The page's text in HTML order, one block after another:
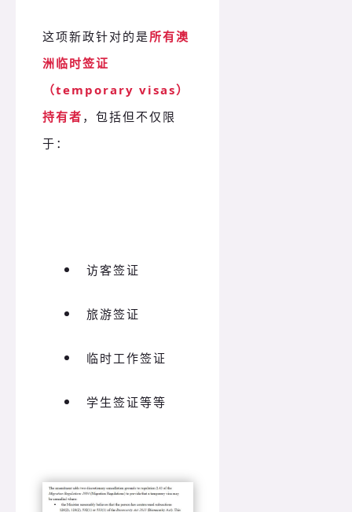
这项新政针对的是所有澳
洲临时签证
（temporary visas）
持有者 ，包括但不仅限
于：
访客签证
旅游签证
临时工作签证
学生签证等等